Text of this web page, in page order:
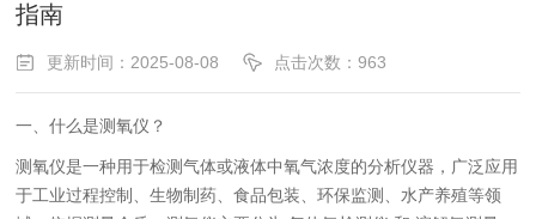
指南
更新时间：2025-08-08 点击次数：963
一、什么是测氧仪？
测氧仪是一种用于检测气体或液体中氧气浓度的分析仪器，广泛应用
于工业过程控制、生物制药、食品包装、环保监测、水产养殖等领